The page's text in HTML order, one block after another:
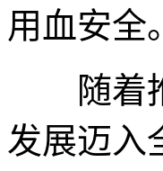
用血安全。
随着推
发展迈入